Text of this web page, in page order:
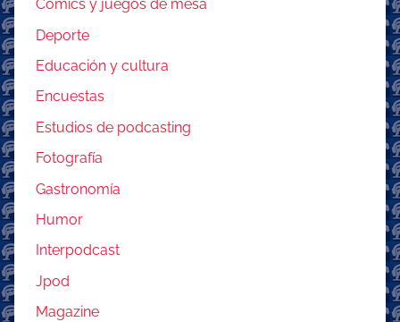
Comics y juegos de mesa
Deporte
Educación y cultura
Encuestas
Estudios de podcasting
Fotografía
Gastronomía
Humor
Interpodcast
Jpod
Magazine